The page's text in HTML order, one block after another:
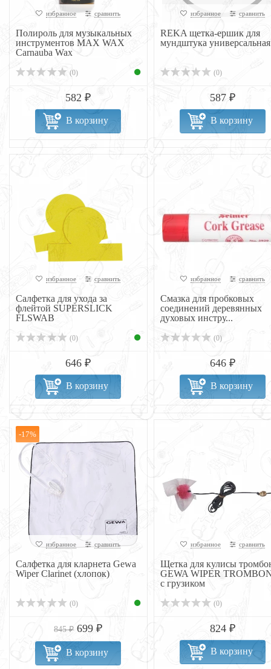
избранное сравнить
Полироль для музыкальных
инструментов MAX WAX
Carnauba Wax
(0)
582 ₽
В корзину
избранное сравнить
REKA щетка-ершик для
мундштука универсальная
(0)
587 ₽
В корзину
избранное сравнить
Салфетка для ухода за
флейтой SUPERSLICK
FLSWAB
(0)
646 ₽
В корзину
избранное сравнить
Смазка для пробковых
соединений деревянных
духовых инстру...
(0)
646 ₽
В корзину
-17%
избранное сравнить
Салфетка для кларнета Gewa
Wiper Clarinet (хлопок)
(0)
845 ₽ 699 ₽
В корзину
избранное сравнить
Щетка для кулисы
GEWA WIPER
с грузиком
(0)
824 ₽
В корзину